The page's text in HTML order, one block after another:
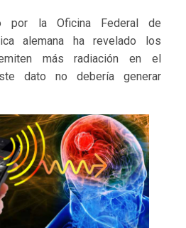
por la Oficina Federal de
alemana ha revelado los
más radiación en el
dato no debería generar